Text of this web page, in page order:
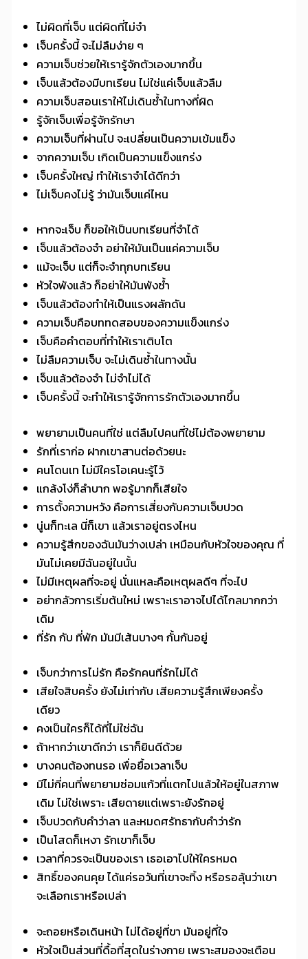
ไม่ผิดที่เจ็บ แต่ผิดที่ไม่จำ
เจ็บครั้งนี้ จะไม่ลืมง่าย ๆ
ความเจ็บช่วยให้เรารู้จักตัวเองมากขึ้น
เจ็บแล้วต้องมีบทเรียน ไม่ใช่แค่เจ็บแล้วลืม
ความเจ็บสอนเราให้ไม่เดินซ้ำในทางที่ผิด
รู้จักเจ็บเพื่อรู้จักรักษา
ความเจ็บที่ผ่านไป จะเปลี่ยนเป็นความเข้มแข็ง
จากความเจ็บ เกิดเป็นความแข็งแกร่ง
เจ็บครั้งใหญ่ ทำให้เราจำได้ดีกว่า
ไม่เจ็บคงไม่รู้ ว่ามันเจ็บแค่ไหน
หากจะเจ็บ ก็ขอให้เป็นบทเรียนที่จำได้
เจ็บแล้วต้องจำ อย่าให้มันเป็นแค่ความเจ็บ
แม้จะเจ็บ แต่ก็จะจำทุกบทเรียน
หัวใจพังแล้ว ก็อย่าให้มันพังซ้ำ
เจ็บแล้วต้องทำให้เป็นแรงผลักดัน
ความเจ็บคือบททดสอบของความแข็งแกร่ง
เจ็บคือคำตอบที่ทำให้เราเติบโต
ไม่ลืมความเจ็บ จะไม่เดินซ้ำในทางนั้น
เจ็บแล้วต้องจำ ไม่จำไม่ได้
เจ็บครั้งนี้ จะทำให้เรารู้จักการรักตัวเองมากขึ้น
พยายามเป็นคนที่ใช่ แต่ลืมไปคนที่ใช่ไม่ต้องพยายาม
รักที่เราก่อ ฝากเขาสานต่อด้วยนะ
คนโดนเท ไม่มีใครโอเคนะรู้ไว้
แกล้งโง่ก็ลำบาก พอรู้มากก็เสียใจ
การตั้งความหวัง คือการเสี่ยงกับความเจ็บปวด
นู่นก็ทะเล นี่ก็เขา แล้วเราอยู่ตรงไหน
ความรู้สึกของฉันมันว่างเปล่า เหมือนกับหัวใจของคุณ ที่
มันไม่เคยมีฉันอยู่ในนั้น
ไม่มีเหตุผลที่จะอยู่ นั่นแหละคือเหตุผลดีๆ ที่จะไป
อย่ากลัวการเริ่มต้นใหม่ เพราะเราอาจไปได้ไกลมากกว่า
เดิม
ที่รัก กับ ที่พัก มันมีเส้นบางๆ กั้นกันอยู่
เจ็บกว่าการไม่รัก คือรักคนที่รักไม่ได้
เสียใจสิบครั้ง ยังไม่เท่ากับ เสียความรู้สึกเพียงครั้ง
เดียว
คงเป็นใครก็ได้ที่ไม่ใช่ฉัน
ถ้าหากว่าเขาดีกว่า เราก็ยินดีด้วย
บางคนต้องทนรอ เพื่อยื้อเวลาเจ็บ
มีไม่กี่คนที่พยายามซ่อมแก้วที่แตกไปแล้วให้อยู่ในสภาพ
เดิม ไม่ใช่เพราะ เสียดายแต่เพราะยังรักอยู่
เจ็บปวดกับคำว่าลา และหมดศรัทธากับคำว่ารัก
เป็นโสดก็เหงา รักเขาก็เจ็บ
เวลาที่ควรจะเป็นของเรา เธอเอาไปให้ใครหมด
สิทธิ์ของคนคุย ได้แค่รอวันที่เขาจะทิ้ง หรือรอลุ้นว่าเขา
จะเลือกเราหรือเปล่า
จะถอยหรือเดินหน้า ไม่ได้อยู่ที่ขา มันอยู่ที่ใจ
หัวใจเป็นส่วนที่ดื้อที่สุดในร่างกาย เพราะสมองจะเตือน